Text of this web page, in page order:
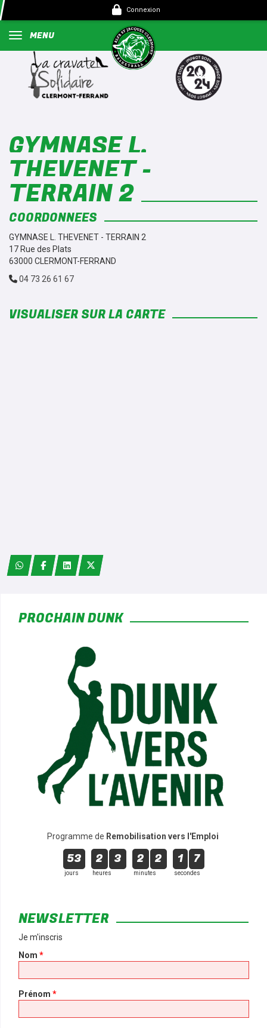
Connexion
MENU
GYMNASE L.
THEVENET -
TERRAIN 2
COORDONNÉES
GYMNASE L. THEVENET - TERRAIN 2
17 Rue des Plats
63000 CLERMONT-FERRAND
04 73 26 61 67
VISUALISER SUR LA CARTE
PROCHAIN DUNK
Programme de Remobilisation vers l'Emploi
53
jours
2 3
heures
2 2
minutes
1 6
secondes
NEWSLETTER
Je m'inscris
Nom *
Prénom *
Panneau de gestion des cookies